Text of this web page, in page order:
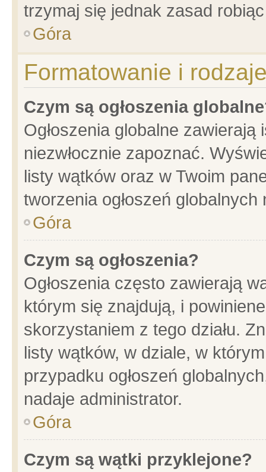
trzymaj się jednak zasad
Góra
Formatowanie i
Czym są ogłoszenia
Ogłoszenia globalne
niezwłocznie zapoznać.
listy wątków oraz w Twoim
tworzenia ogłoszeń
Góra
Czym są ogłoszenia?
Ogłoszenia często zawierają
którym się znajdują, i
skorzystaniem z tego działu.
listy wątków, w dziale, w
przypadku ogłoszeń
nadaje administrator.
Góra
Czym są wątki przyklejone?